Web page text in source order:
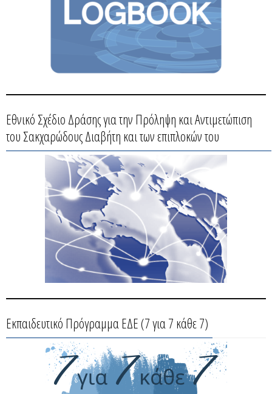
Εθνικό Σχέδιο Δράσης για την Πρόληψη και Αντιμετώπιση
του Σακχαρώδους Διαβήτη και των επιπλοκών του
Εκπαιδευτικό Πρόγραμμα ΕΔΕ (7 για 7 κάθε 7)